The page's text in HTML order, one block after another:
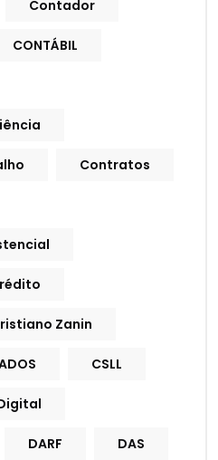
Contador
CONTÁBIL
Contratos
Zanin
CSLL
DARF DAS